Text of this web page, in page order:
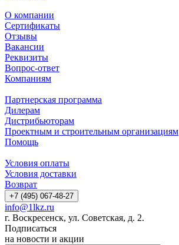
О компании
Сертификаты
Отзывы
Вакансии
Реквизиты
Вопрос-ответ
Компаниям
Партнерская программа
Дилерам
Дистрибьюторам
Проектным и строительным организациям
Помощь
Условия оплаты
Условия доставки
Возврат
+7 (495) 067-48-27
info@1lkz.ru
г. Воскресенск, ул. Советская, д. 2.
Подписаться
на новости и акции